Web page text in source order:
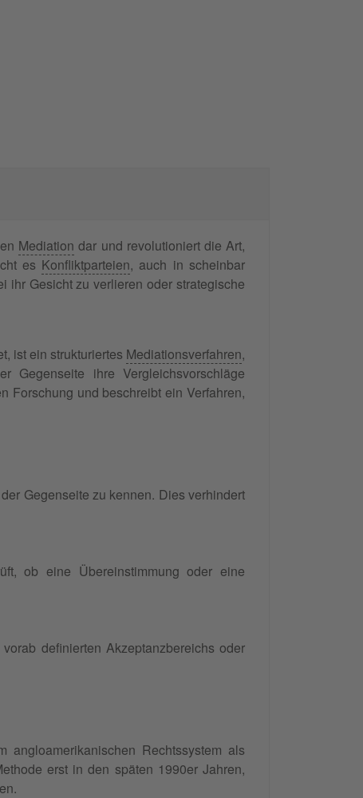
Mediation dar und revolutioniert die Art,
es Konfliktparteien, auch in scheinbar
ihr Gesicht zu verlieren oder strategische
ist ein strukturiertes Mediationsverfahren,
ihre Vergleichsvorschläge
Forschung und beschreibt ein Verfahren,
Gegenseite zu kennen. Dies verhindert
ob eine Übereinstimmung oder eine
definierten Akzeptanzbereichs oder
Rechtssystem als
erst in den späten 1990er Jahren,